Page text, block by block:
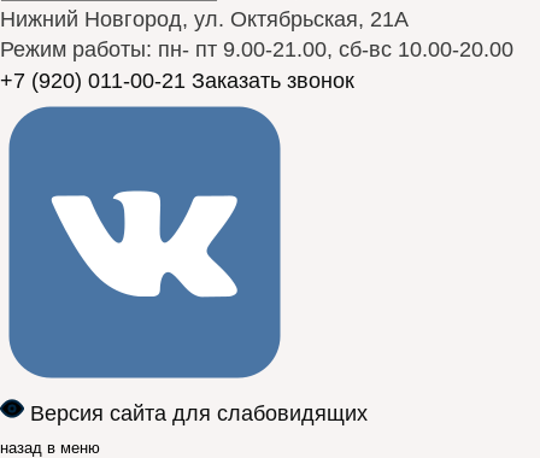
Нижний Новгород, ул. Октябрьская, 21А
Режим работы: пн- пт 9.00-21.00, сб-вс 10.00-20.00
+7 (920) 011-00-21 Заказать звонок
Версия сайта для слабовидящих
назад в меню